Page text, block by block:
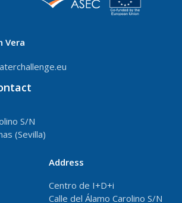
Vera
S/N
(Sevilla)
Address
Centro de I+D+i
Calle del Álamo Carolino S/N